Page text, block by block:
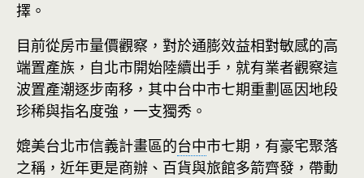
擇。
目前從房市量價觀察，對於通膨效益相對敏感的高
端置產族，自北市開始陸續出手，就有業者觀察這
波置產潮逐步南移，其中台中市七期重劃區因地段
珍稀與指名度強，一支獨秀。
媲美台北市信義計畫區的台中市七期，有豪宅聚落
之稱，近年更是商辦、百貨與旅館多箭齊發，帶動